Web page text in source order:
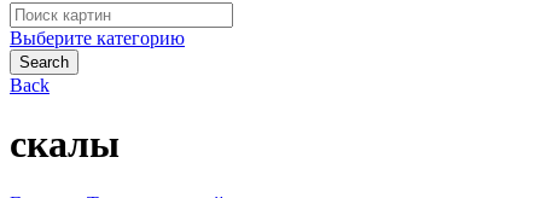
Search
for:
Выберите категорию
Search
Back
скалы